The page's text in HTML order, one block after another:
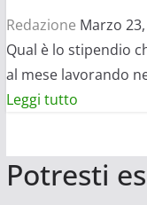
Redazione Marzo
Qual è lo stipendio
al mese lavorando
Leggi tuttoLeggi
su
Potresti